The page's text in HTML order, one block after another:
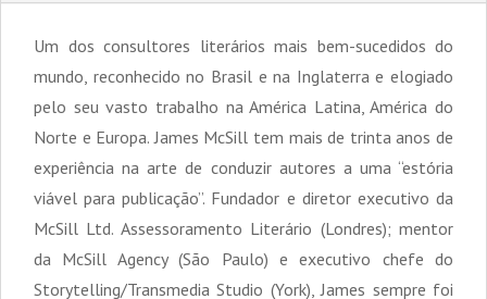
Um dos consultores literários mais bem-sucedidos do
mundo, reconhecido no Brasil e na Inglaterra e elogiado
pelo seu vasto trabalho na América Latina, América do
Norte e Europa. James McSill tem mais de trinta anos de
experiência na arte de conduzir autores a uma “estória
viável para publicação”. Fundador e diretor executivo da
McSill Ltd. Assessoramento Literário (Londres); mentor
da McSill Agency (São Paulo) e executivo chefe do
Storytelling/Transmedia Studio (York), James sempre foi